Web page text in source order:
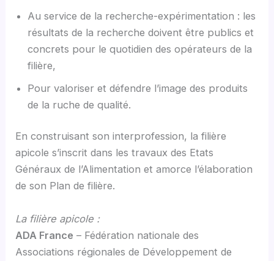
Au service de la recherche-expérimentation : les
résultats de la recherche doivent être publics et
concrets pour le quotidien des opérateurs de la
filière,
Pour valoriser et défendre l’image des produits
de la ruche de qualité.
En construisant son interprofession, la filière
apicole s’inscrit dans les travaux des Etats
Généraux de l’Alimentation et amorce l’élaboration
de son Plan de filière.
La filière apicole :
ADA France – Fédération nationale des
Associations régionales de Développement de